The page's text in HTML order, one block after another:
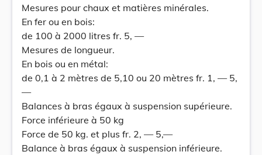
Mesures pour chaux et matières minérales.
En fer ou en bois:
de 100 à 2000 litres fr. 5, —
Mesures de longueur.
En bois ou en métal:
de 0,1 à 2 mètres de 5,10 ou 20 mètres fr. 1, — 5,
—
Balances à bras égaux à suspension supérieure.
Force inférieure à 50 kg
Force de 50 kg. et plus fr. 2, — 5,—
Balance à bras égaux à suspension inférieure.